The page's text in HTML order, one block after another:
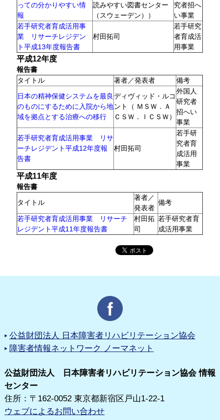
っての分かりやすい情
報
読みやすい図書センター
（スウェーデン））
究者招へ
い事業
若手研究者育成活用事
業 リサーチレジデン
ト平成13年度報告書
村田拓司
若手研究
者育成活
用事業
平成12年度
報告書
タイトル
著者／発表者
備考
日本の精神保健システムを最良
のものにするために入院から地
域を拠点とする治療への移行
ディヴィッド・ルコ
ント（ ＭＳＷ．Ａ
ＣＳＷ．ＩＣＳＷ）
外国人
研究者
招へい
事業
若手研究者育成活用事業 リサ
ーチレジデント平成12年度報
告書
村田拓司
若手研
究者育
成活用
事業
平成11年度
報告書
タイトル
著者／
発表者
備考
若手研究者育成活用事業 リサーチ
レジデント平成11年度報告書
村田拓
司
若手研究者育
成活用事業
公益財団法人 日本障害者リハビリテーション協会
障害者情報ネットワーク ノーマネット
公益財団法人 日本障害者リハビリテーション協会 情報
センター
住所：〒162-0052 東京都新宿区戸山1-22-1
ウェブによるお問い合わせ